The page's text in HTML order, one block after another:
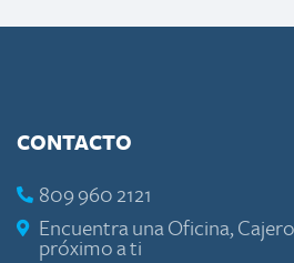
CONTACTO
809 960 2121
Encuentra una Oficina,
próximo a ti